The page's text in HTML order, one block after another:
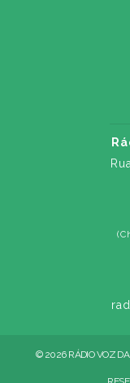
© 2026 RÁDIO VOZ DA